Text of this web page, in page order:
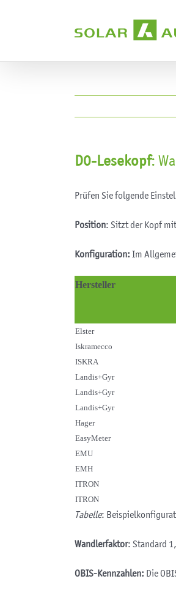
D0-Lesekopf:
Prüfen Sie folgende
Position: Sitzt der Kopf
Konfiguration: Im
Hersteller
Elster
Iskramecco
ISKRA
Landis+Gyr
Landis+Gyr
Landis+Gyr
Hager
EasyMeter
EMU
EMH
ITRON
ITRON
Tabelle:
Wandlerfaktor: Standard
OBIS-Kennzahlen: Die